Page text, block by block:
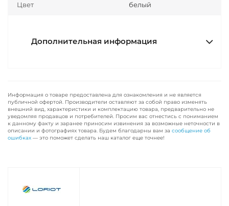
Цвет белый
Дополнительная информация
Информация о товаре предоставлена для ознакомления и не является
публичной офертой. Производители оставляют за собой право изменять
внешний вид, характеристики и комплектацию товара, предварительно не
уведомляя продавцов и потребителей. Просим вас отнестись с пониманием
к данному факту и заранее приносим извинения за возможные неточности в
описании и фотографиях товара. Будем благодарны вам за сообщение об
ошибках — это поможет сделать наш каталог еще точнее!